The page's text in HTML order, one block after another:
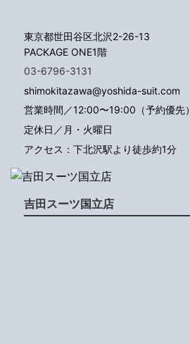
東京都世田谷区北沢2-26-13
PACKAGE ONE1階
03-6796-3131
shimokitazawa@yoshida-suit.com
営業時間／12:00〜19:00（予約優先）
定休日／月・火曜日
アクセス：下北沢駅より徒歩約1分
吉田スーツ国立店